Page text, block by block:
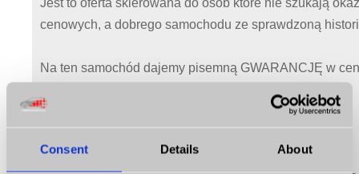
Consent Details About
Jest to oferta skierowana do osób które nie szukają
cenowych, a dobrego samochodu ze sprawdzoną
Na ten samochód dajemy pisemną GWARANCJĘ w
Możliwość rozszerzenia gwarancji o poszczególne